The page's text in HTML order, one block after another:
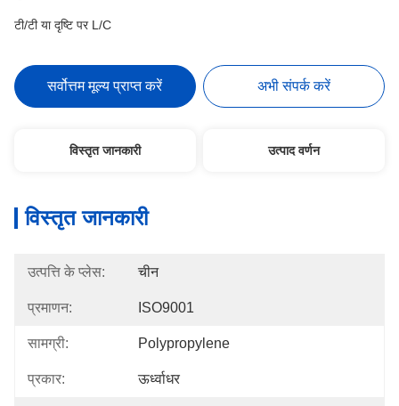
टी/टी या दृष्टि पर L/C
सर्वोत्तम मूल्य प्राप्त करें अभी संपर्क करें
विस्तृत जानकारी उत्पाद वर्णन
विस्तृत जानकारी
उत्पत्ति के प्लेस: चीन
प्रमाणन: ISO9001
सामग्री: Polypropylene
प्रकार: ऊर्ध्वाधर